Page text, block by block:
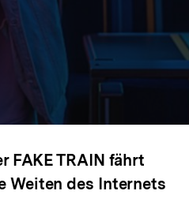
FAKE TRAIN fährt
Weiten des Internets